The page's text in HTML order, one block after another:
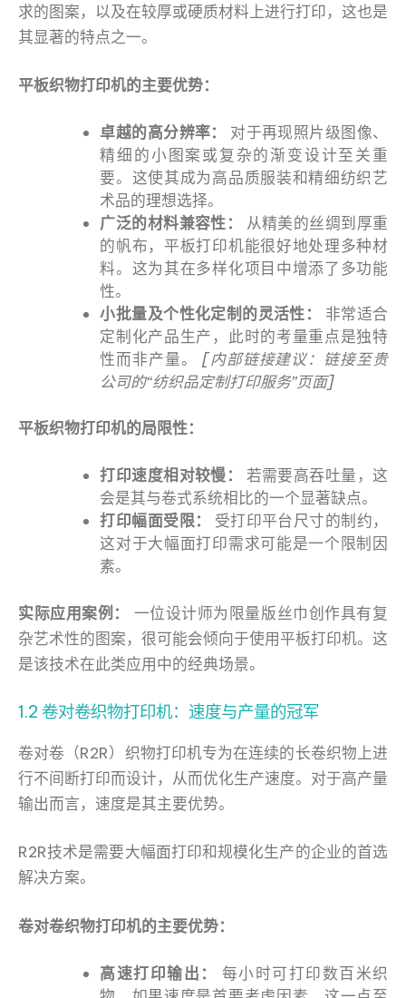
求的图案，以及在较厚或硬质材料上进行打印，这也是
其显著的特点之一。
平板织物打印机的主要优势：
卓越的高分辨率：
对于再现照片级图像、
精细的小图案或复杂的渐变设计至关重
要。这使其成为高品质服装和精细纺织艺
术品的理想选择。
广泛的材料兼容性：
从精美的丝绸到厚重
的帆布，平板打印机能很好地处理多种材
料。这为其在多样化项目中增添了多功能
性。
小批量及个性化定制的灵活性：
非常适合
定制化产品生产，此时的考量重点是独特
性而非产量。 [内部链接建议：链接至贵
公司的“纺织品定制打印服务”页面]
平板织物打印机的局限性：
打印速度相对较慢：
若需要高吞吐量，这
会是其与卷式系统相比的一个显著缺点。
打印幅面受限：
受打印平台尺寸的制约，
这对于大幅面打印需求可能是一个限制因
素。
实际应用案例：
一位设计师为限量版丝巾创作具有复
杂艺术性的图案，很可能会倾向于使用平板打印机。这
是该技术在此类应用中的经典场景。
1.2 卷对卷织物打印机：速度与产量的冠军
卷对卷（R2R）织物打印机专为在连续的长卷织物上进
行不间断打印而设计，从而优化生产速度。对于高产量
输出而言，速度是其主要优势。
R2R技术是需要大幅面打印和规模化生产的企业的首选
解决方案。
卷对卷织物打印机的主要优势：
高速打印输出：
每小时可打印数百米织